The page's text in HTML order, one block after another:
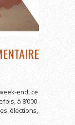
end, ce
à 8’000
élections,